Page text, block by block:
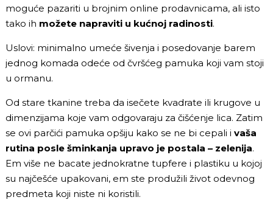
moguće pazariti u brojnim online prodavnicama, ali isto
tako ih možete napraviti u kućnoj radinosti.
Uslovi: minimalno umeće šivenja i posedovanje barem
jednog komada odeće od čvršćeg pamuka koji vam stoji
u ormanu.
Od stare tkanine treba da isečete kvadrate ili krugove u
dimenzijama koje vam odgovaraju za čišćenje lica. Zatim
se ovi parčići pamuka opšiju kako se ne bi cepali i vaša
rutina posle šminkanja upravo je postala – zelenija.
Em više ne bacate jednokratne tupfere i plastiku u kojoj
su najčešće upakovani, em ste produžili život odevnog
predmeta koji niste ni koristili.